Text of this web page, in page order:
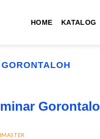
HOME KATALOG
Gorontalo